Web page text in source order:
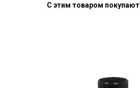
С этим товаром покупают